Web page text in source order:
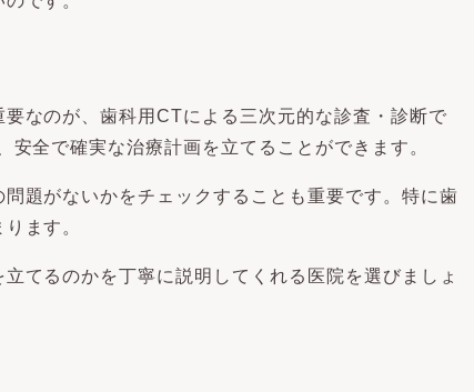
なのが、歯科用CTによる三次元的な診査・診断で
全で確実な治療計画を立てることができます。
題がないかをチェックすることも重要です。特に歯
ます。
てるのかを丁寧に説明してくれる医院を選びましょ